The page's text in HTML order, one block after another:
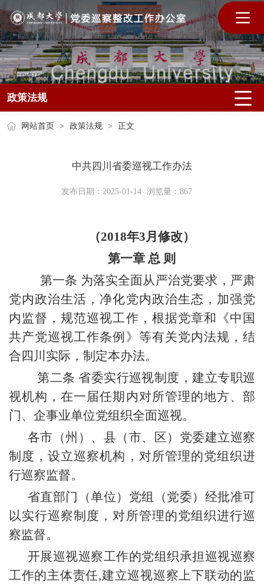
政策法规
网站首页 > 政策法规 > 正文
中共四川省委巡视工作办法
发布日期：2025-01-14 浏览量：867
（2018年3月修改）
第一章 总 则
第一条 为落实全面从严治党要求，严肃
党内政治生活，净化党内政治生态，加强党
内监督，规范巡视工作，根据党章和《中国
共产党巡视工作条例》等有关党内法规，结
合四川实际，制定本办法。
第二条 省委实行巡视制度，建立专职巡
视机构，在一届任期内对所管理的地方、部
门、企事业单位党组织全面巡视。
各市（州）、县（市、区）党委建立巡察
制度，设立巡察机构，对所管理的党组织进
行巡察监督。
省直部门（单位）党组（党委）经批准可
以实行巡察制度，对所管理的党组织进行巡
察监督。
开展巡视巡察工作的党组织承担巡视巡察
工作的主体责任,建立巡视巡察上下联动的监